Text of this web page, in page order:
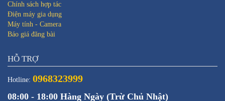
Chính sách hợp tác
Điện máy gia dụng
Máy tính - Camera
Báo giá đăng bài
HỖ TRỢ
Hotline: 0968323999
08:00 - 18:00 Hàng Ngày (Trừ Chủ Nhật)